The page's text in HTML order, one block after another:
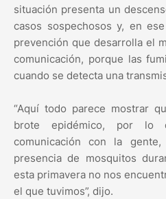
situación presenta un
casos sospechosos y, en
prevención que desarrolla el
comunicación, porque las
cuando se detecta una
“Aquí todo parece mostrar
brote epidémico, por lo
comunicación con la
presencia de mosquitos
esta primavera no nos
el que tuvimos”, dijo.